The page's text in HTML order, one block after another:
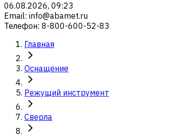
06.08.2026, 09:23
Email: info@abamet.ru
Телефон: 8-800-600-52-83
Главная
Оснащение
Режущий инструмент
Сверла